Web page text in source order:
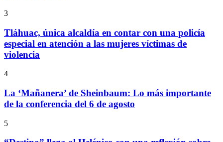
3
Tláhuac, única alcaldía en contar con una policía
especial en atención a las mujeres víctimas de
violencia
4
La ‘Mañanera’ de Sheinbaum: Lo más importante
de la conferencia del 6 de agosto
5